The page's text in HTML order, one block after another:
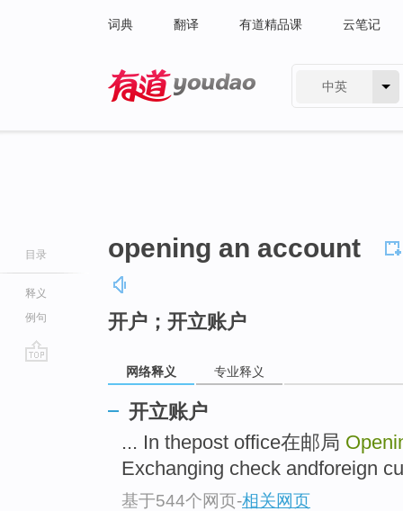
词典 翻译 有道精品课 云笔记
中英
目录
释义
例句
opening an account
开户；开立账户
网络释义 专业释义
开立账户
... In thepost office在邮局
Exchanging check andforeign
基于544个网页-相关网页